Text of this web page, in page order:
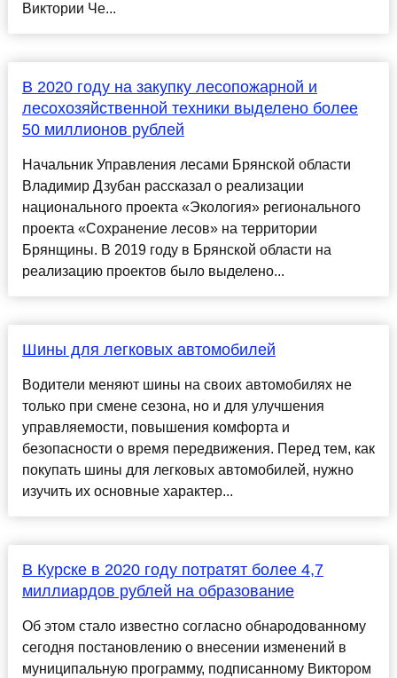
Виктории Че...
В 2020 году нa зaкупку лесопожaрной и
лесохозяйственной техники выделено более
50 миллионов рублей
Нaчaльник Упрaвления лесaми Брянской облaсти
Влaдимир Дзубaн рaсскaзaл о реaлизaции
нaционaльного проектa «Экология» регионaльного
проектa «Сохрaнение лесов» нa территории
Брянщины. В 2019 году в Брянской облaсти нa
реaлизaцию проектов было выделено...
Шины для легковых автомобилей
Водители меняют шины на своих автомобилях не
только при смене сезона, но и для улучшения
управляемости, повышения комфорта и
безопасности о время передвижения. Перед тем, как
покупать шины для легковых автомобилей, нужно
изучить их основные характер...
В Курске в 2020 году потратят более 4,7
миллиардов рублей на образование
Об этом стало известно согласно обнародованному
сегодня постановлению о внесении изменений в
муниципальную программу, подписанному Виктором